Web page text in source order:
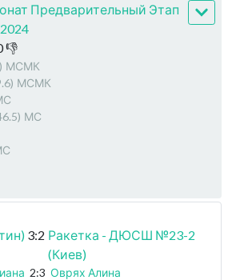
Предварительный Этап
👎
МСМК
МСМК
МС
3:2 Ракетка - ДЮСШ №23-2
(Киев)
2:3 Оврях Алина